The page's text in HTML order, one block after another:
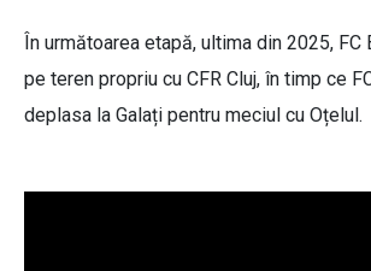
În următoarea etapă, ultima din 2025, FC
pe teren propriu cu CFR Cluj, în timp ce
deplasa la Galați pentru meciul cu Oțelul.